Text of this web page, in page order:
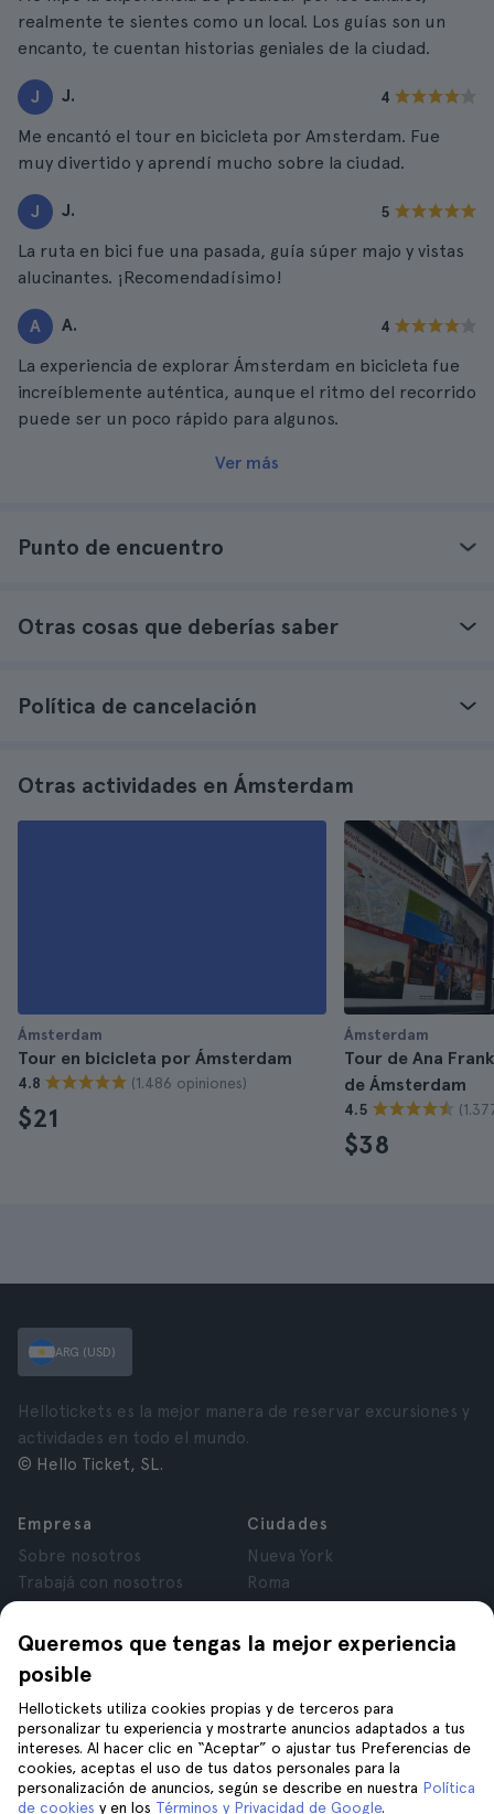
realmente te sientes como un local. Los guías son un
encanto, te cuentan historias geniales de la ciudad.
J J. 4
Me encantó el tour en bicicleta por Amsterdam. Fue
muy divertido y aprendí mucho sobre la ciudad.
J J. 5
La ruta en bici fue una pasada, guía súper majo y vistas
alucinantes. ¡Recomendadísimo!
A A. 4
La experiencia de explorar Ámsterdam en bicicleta fue
increíblemente auténtica, aunque el ritmo del recorrido
puede ser un poco rápido para algunos.
Ver más
Punto de encuentro
Otras cosas que deberías saber
Política de cancelación
Otras actividades en Ámsterdam
Ámsterdam
Tour en bicicleta por Ámsterdam
4.8 (1.486 opiniones)
$21
Ámsterdam
Tour de Ana
de Ámsterdam
4.5
$38
Queremos que tengas la mejor experiencia
posible
Hellotickets utiliza cookies propias y de terceros para
personalizar tu experiencia y mostrarte anuncios adaptados a tus
intereses. Al hacer clic en “Aceptar” o ajustar tus Preferencias de
cookies, aceptas el uso de tus datos personales para la
personalización de anuncios, según se describe en nuestra Política
de cookies y en los Términos y Privacidad de Google.
ARG (USD)
Hellotickets es la mejor manera de reservar excursiones y
actividades en todo el mundo.
© Hello Ticket, SL.
Empresa
Sobre nosotros
Trabajá con nosotros
Opiniones
Privacidad
Términos y Condiciones
Aviso Legal
Cookies
Ciudades
Nueva York
Roma
Londres
Granada
Tenerife
Ayuda Unite a nosotros en